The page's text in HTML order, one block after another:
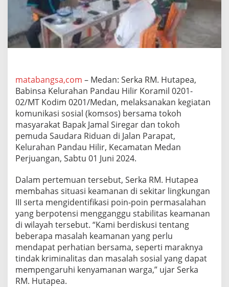
d
a
u
i
l
S
e
r
k
a
R
M
H
u
a
p
e
a
B
a
h
a
s
K
e
matabangsa,com – Medan: Serka RM. Hutapea,
Babinsa Kelurahan Pandau Hilir Koramil 0201-
02/MT Kodim 0201/Medan, melaksanakan kegiatan
komunikasi sosial (komsos) bersama tokoh
masyarakat Bapak Jamal Siregar dan tokoh
pemuda Saudara Riduan di Jalan Parapat,
Kelurahan Pandau Hilir, Kecamatan Medan
Perjuangan, Sabtu 01 Juni 2024.
Dalam pertemuan tersebut, Serka RM. Hutapea
membahas situasi keamanan di sekitar lingkungan
III serta mengidentifikasi poin-poin permasalahan
yang berpotensi mengganggu stabilitas keamanan
di wilayah tersebut. “Kami berdiskusi tentang
beberapa masalah keamanan yang perlu
mendapat perhatian bersama, seperti maraknya
tindak kriminalitas dan masalah sosial yang dapat
mempengaruhi kenyamanan warga,” ujar Serka
RM. Hutapea.